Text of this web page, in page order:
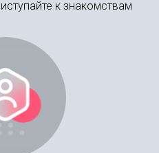
к знакомствам